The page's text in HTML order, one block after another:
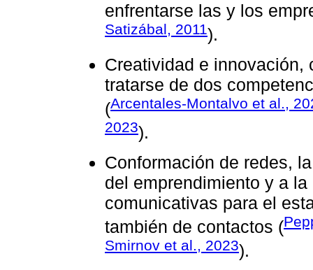
enfrentarse las y los
Satizábal, 2011).
Creatividad e innovación,
tratarse de dos
(Arcentales-Montalvo et al.,
2023).
Conformación de redes,
del emprendimiento y a
comunicativas para el
también de contactos (
Smirnov et al., 2023).